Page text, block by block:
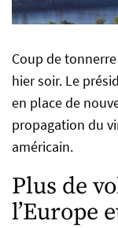
Coup de
hier soir. Le
en place de
propagation du
américain.
Plus de
l’Europe